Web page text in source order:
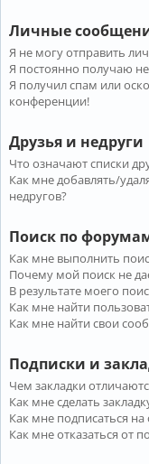
Личные
Я не могу отправить
Я постоянно получаю
Я получил спам или
конференции!
Друзья и недруги
Что означают списки
Как мне добавлять/
недругов?
Поиск по
Как мне выполнить
Почему мой поиск не
В результате моего
Как мне найти
Как мне найти свои
Подписки и
Чем закладки
Как мне сделать
Как мне подписаться
Как мне отказаться от